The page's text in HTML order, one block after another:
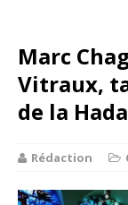
Marc
Vitraux,
de la
Rédaction